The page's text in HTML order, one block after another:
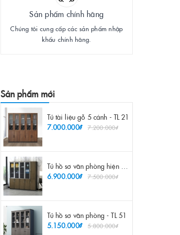
Sản phẩm chính hãng
Chúng tôi cung cấp các sản phẩm nhập
khẩu chính hãng.
Sản phẩm mới
Tủ tài liệu gỗ 5 cánh - TL 21
7.000.000₫
7.200.000₫
6.900.000₫
7.500.000₫
Tủ hồ sơ văn phòng - TL 51
5.150.000₫
5.800.000₫